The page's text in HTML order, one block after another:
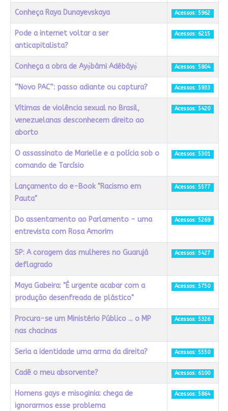
Conheça Raya Dunayevskaya Acessos: 5962
Pode a internet voltar a ser
anticapitalista?
Acessos: 6215
Conheça a obra de Ayọ̀bámi Adébáyọ̀ Acessos: 5804
“Novo PAC”: passo adiante ou captura? Acessos: 5933
Vítimas de violência sexual no Brasil,
venezuelanas desconhecem direito ao
aborto
Acessos: 5420
O assassinato de Marielle e a polícia sob o
comando de Tarcísio
Acessos: 5301
Lançamento do e-Book "Racismo em
Pauta"
Acessos: 5577
Do assentamento ao Parlamento - uma
entrevista com Rosa Amorim
Acessos: 5269
SP: A coragem das mulheres no Guarujá
deflagrado
Acessos: 5427
Maya Gabeira: "É urgente acabar com a
produção desenfreada de plástico"
Acessos: 5750
Procura-se um Ministério Público ... o MP
nas chacinas
Acessos: 5326
Seria a identidade uma arma da direita? Acessos: 5550
Cadê o meu absorvente? Acessos: 6100
Homens gays e misoginia: chega de
ignorarmos esse problema
Acessos: 5864